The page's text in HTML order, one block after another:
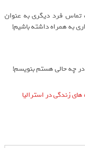
تماس فرد دیگری به عنوان
به همراه داشته باشیم!
چه حالی هستم بنویسم!
زندگی در استرالیا